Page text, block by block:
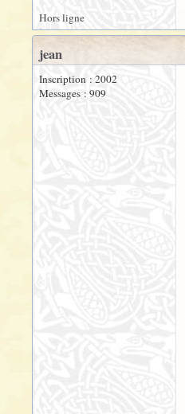
Hors ligne
jean
Inscription : 2002
Messages : 909